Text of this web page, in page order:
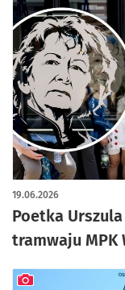
Poetka
tramwaju MPK
19.06.2026
artykuł z galerią